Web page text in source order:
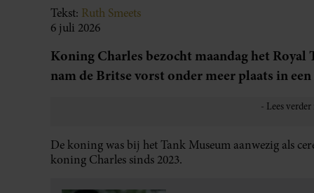
Tekst: Ruth Smeets
6 juli 2026
Koning Charles bezocht maandag het
nam de Britse vorst onder meer plaats in
De koning was bij het Tank Museum aanwezig als
koning Charles sinds 2023.